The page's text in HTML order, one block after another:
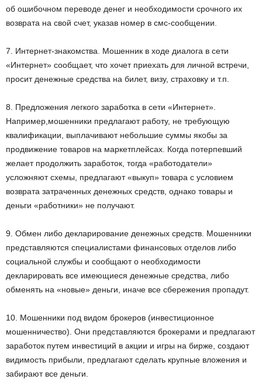
об ошибочном переводе денег и необходимости срочного их
возврата на свой счет, указав номер в смс-сообщении.
7. Интернет-знакомства. Мошенник в ходе диалога в сети
«Интернет» сообщает, что хочет приехать для личной встречи,
просит денежные средства на билет, визу, страховку и т.п.
8. Предложения легкого заработка в сети «Интернет».
Например,мошенники предлагают работу, не требующую
квалификации, выплачивают небольшие суммы якобы за
продвижение товаров на маркетплейсах. Когда потерпевший
желает продолжить заработок, тогда «работодатели»
усложняют схемы, предлагают «выкуп» товара с условием
возврата затраченных денежных средств, однако товары и
деньги «работники» не получают.
9. Обмен либо декларирование денежных средств. Мошенники
представляются специалистами финансовых отделов либо
социальной службы и сообщают о необходимости
декларировать все имеющиеся денежные средства, либо
обменять на «новые» деньги, иначе все сбережения пропадут.
10. Мошенники под видом брокеров (инвестиционное
мошенничество). Они представляются брокерами и предлагают
заработок путем инвестиций в акции и игры на бирже, создают
видимость прибыли, предлагают сделать крупные вложения и
забирают все деньги.